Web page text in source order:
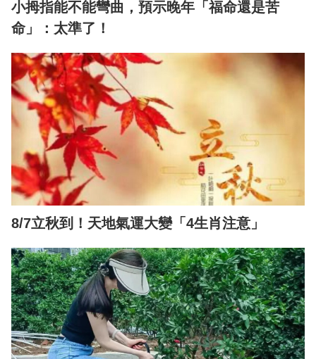
小拇指能不能彎曲，預示晚年「福命還是苦
命」：太準了！
8/7立秋到！天地氣運大變「4生肖注意」